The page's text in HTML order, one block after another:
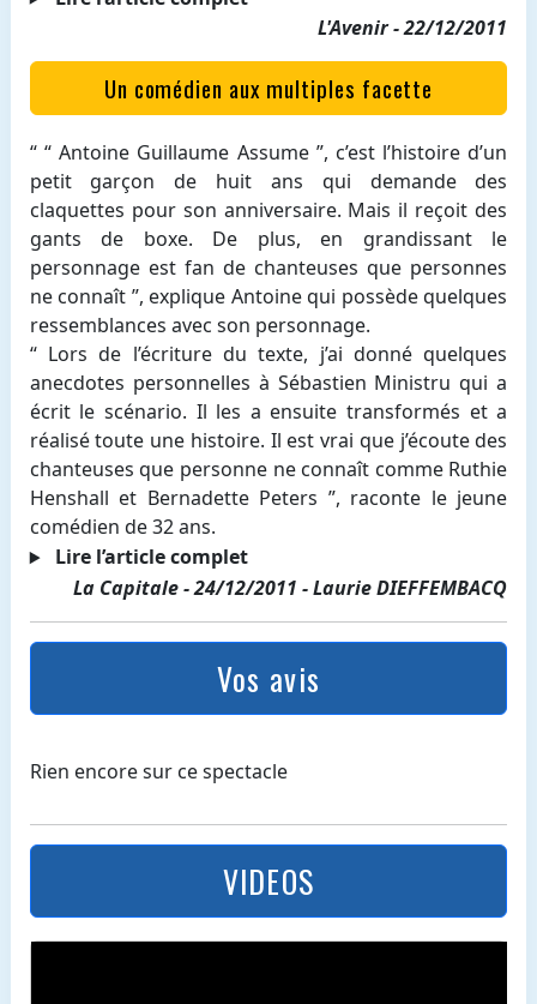
L'Avenir - 22/12/2011
Un comédien aux multiples facette
“ “ Antoine Guillaume Assume ”, c’est l’histoire d’un
petit garçon de huit ans qui demande des
claquettes pour son anniversaire. Mais il reçoit des
gants de boxe. De plus, en grandissant le
personnage est fan de chanteuses que personnes
ne connaît ”, explique Antoine qui possède quelques
ressemblances avec son personnage.
“ Lors de l’écriture du texte, j’ai donné quelques
anecdotes personnelles à Sébastien Ministru qui a
écrit le scénario. Il les a ensuite transformés et a
réalisé toute une histoire. Il est vrai que j’écoute des
chanteuses que personne ne connaît comme Ruthie
Henshall et Bernadette Peters ”, raconte le jeune
comédien de 32 ans.
Lire l’article complet
La Capitale - 24/12/2011 - Laurie DIEFFEMBACQ
Vos avis
Rien encore sur ce spectacle
VIDEOS